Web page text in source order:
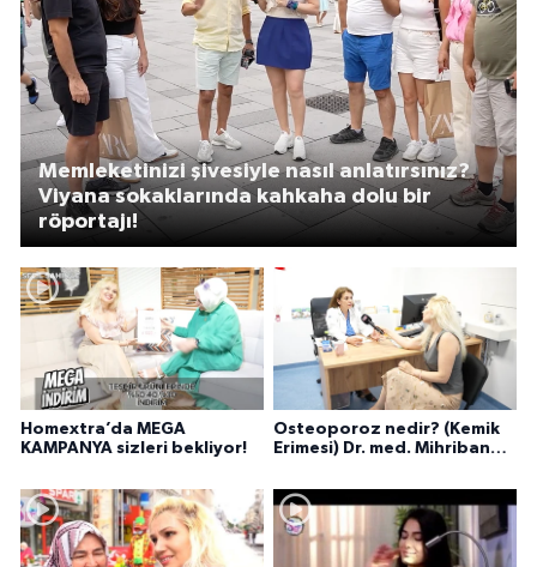
Homextra’da MEGA
KAMPANYA sizleri bekliyor!
Osteoporoz nedir? (Kemik
Erimesi) Dr. med. Mihriban
Memleketinizi şivesiyle nasıl anlatırsınız?
Viyana sokaklarında kahkaha dolu bir
röportajı!